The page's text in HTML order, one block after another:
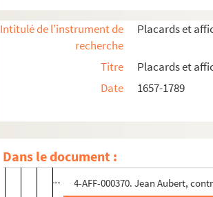
Intitulé de l'instrument de
recherche
Placards et
Titre
Placards et
Date
1657-1789
Dans le document :
Couvent des Capucines
Couvent des Jacobins
Église Sainte-Croix de la Cité
Église Saint-Eustache
4-AFF-000369. Marguerite
4-AFF-000370. Jean Aubert,